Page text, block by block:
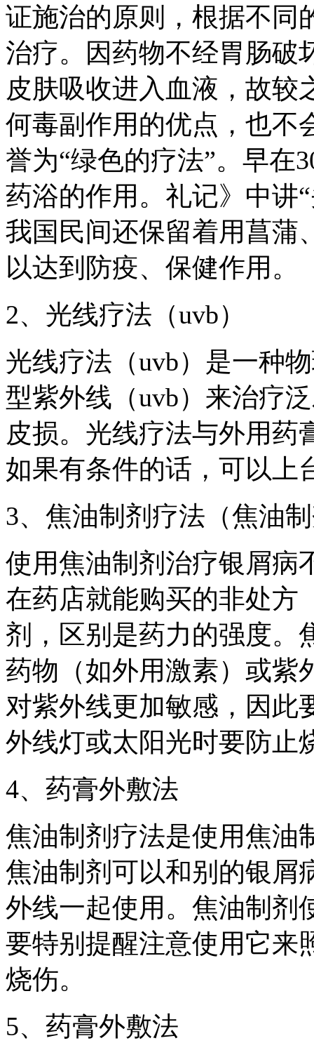
证施治的原则，根据不同
治疗。因药物不经胃肠破
皮肤吸收进入血液，故较
何毒副作用的优点，也不
誉为“绿色的疗法”。早在
药浴的作用。礼记》中讲
我国民间还保留着用菖蒲
以达到防疫、保健作用。
2、光线疗法（uvb）
光线疗法（uvb）是一种
型紫外线（uvb）来治疗
皮损。光线疗法与外用药
如果有条件的话，可以上
3、焦油制剂疗法（焦油
使用焦油制剂治疗银屑病
在药店就能购买的非处方
剂，区别是药力的强度。
药物（如外用激素）或紫
对紫外线更加敏感，因此
外线灯或太阳光时要防止
4、药膏外敷法
焦油制剂疗法是使用焦油
焦油制剂可以和别的银屑
外线一起使用。焦油制剂
要特别提醒注意使用它来
烧伤。
5、药膏外敷法